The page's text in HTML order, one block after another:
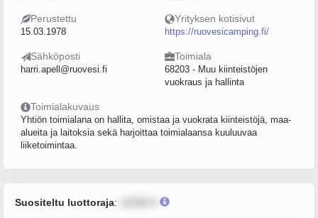
Perustettu
15.03.1978
Yrityksen kotisivut
https://ruovesicamping.fi/
Sähköposti
harri.apell@ruovesi.fi
Toimiala
68203 - Muu kiinteistöjen
vuokraus ja hallinta
Toimialakuvaus
Yhtiön toimialana on hallita, omistaa ja vuokrata kiinteistöjä, maa-
alueita ja laitoksia sekä harjoittaa toimialaansa kuuluuvaa
liiketoimintaa.
Suositeltu luottoraja: